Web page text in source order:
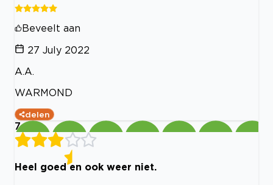
Beveelt aan
27 July 2022
A.A.
WARMOND
delen
7
Heel goed en ook weer niet.